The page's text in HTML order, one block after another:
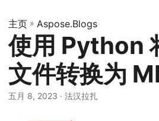
主页 » Aspose.Blogs
使用 Python
文件转换为
五月 8, 2023 · 法汉拉扎